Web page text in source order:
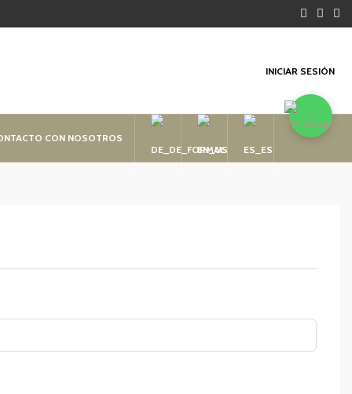
INICIAR SESIÓN
CON NOSOTROS